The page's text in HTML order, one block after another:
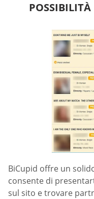
BiCupid offre un
consente di
sul sito e trovare